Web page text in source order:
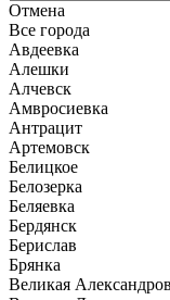
Отмена
Все города
Авдеевка
Алешки
Алчевск
Амвросиевка
Антрацит
Артемовск
Белицкое
Белозерка
Беляевка
Бердянск
Берислав
Брянка
Великая